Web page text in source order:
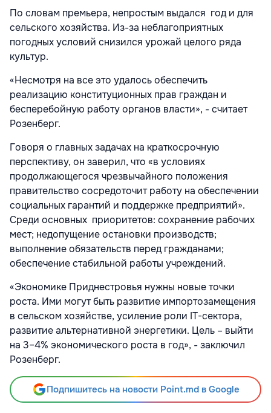
По словам премьера, непростым выдался год и для
сельского хозяйства. Из-за неблагоприятных
погодных условий снизился урожай целого ряда
культур.
«Несмотря на все это удалось обеспечить
реализацию конституционных прав граждан и
бесперебойную работу органов власти», - считает
Розенберг.
Говоря о главных задачах на краткосрочную
перспективу, он заверил, что «в условиях
продолжающегося чрезвычайного положения
правительство сосредоточит работу на обеспечении
социальных гарантий и поддержке предприятий».
Среди основных приоритетов: сохранение рабочих
мест; недопущение остановки производств;
выполнение обязательств перед гражданами;
обеспечение стабильной работы учреждений.
«Экономике Приднестровья нужны новые точки
роста. Ими могут быть развитие импортозамещения
в сельском хозяйстве, усиление роли IT-сектора,
развитие альтернативной энергетики. Цель – выйти
на 3–4% экономического роста в год», - заключил
Розенберг.
Подпишитесь на новости Point.md в Google